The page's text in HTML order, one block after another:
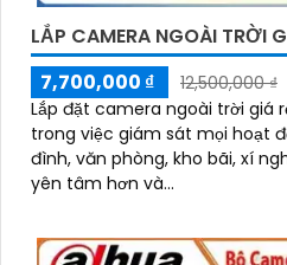
LẮP CAMERA NGOÀI TRỜI
7,700,000 ₫
12,500,000 ₫
Lắp đặt camera ngoài trời giá
trong việc giám sát mọi hoạt
đình, văn phòng, kho bãi, xí
yên tâm hơn và...